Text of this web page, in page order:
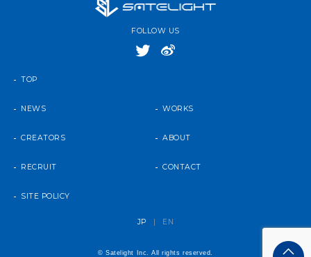
FOLLOW US
TOP
NEWS WORKS
CREATORS ABOUT
RECRUIT CONTACT
SITE POLICY
JP | EN
© Satelight Inc. All rights reserved.